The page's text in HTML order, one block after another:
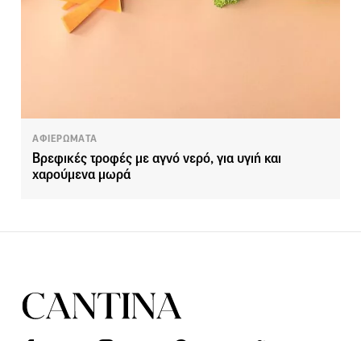
ΑΦΙΕΡΩΜΑΤΑ
Βρεφικές τροφές με αγνό νερό, για υγιή και
χαρούμενα μωρά